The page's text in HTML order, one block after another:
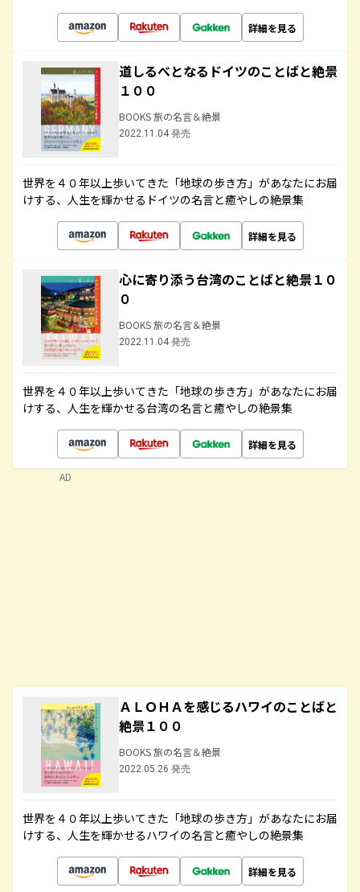
詳細を見る
道しるべとなるドイツのことばと絶景
１００
BOOKS 旅の名言＆絶景
2022.11.04 発売
世界を４０年以上歩いてきた「地球の歩き方」があなたにお届
けする、人生を輝かせるドイツの名言と癒やしの絶景集
詳細を見る
心に寄り添う台湾のことばと絶景１０
０
BOOKS 旅の名言＆絶景
2022.11.04 発売
世界を４０年以上歩いてきた「地球の歩き方」があなたにお届
けする、人生を輝かせる台湾の名言と癒やしの絶景集
詳細を見る
ＡＬＯＨＡを感じるハワイのことばと
絶景１００
BOOKS 旅の名言＆絶景
2022.05.26 発売
世界を４０年以上歩いてきた「地球の歩き方」があなたにお届
けする、人生を輝かせるハワイの名言と癒やしの絶景集
詳細を見る
AD